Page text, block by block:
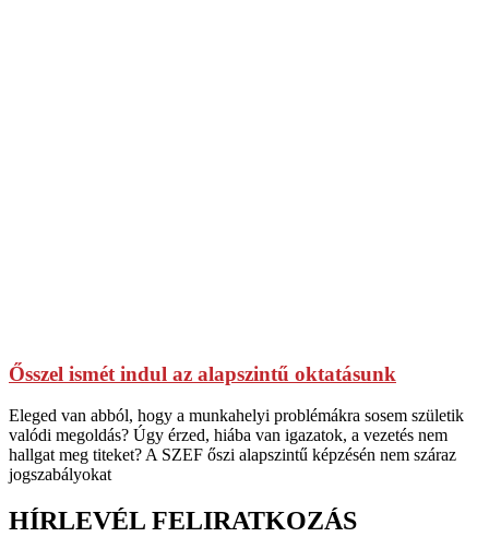
Ősszel ismét indul az alapszintű oktatásunk
Eleged van abból, hogy a munkahelyi problémákra sosem születik
valódi megoldás? Úgy érzed, hiába van igazatok, a vezetés nem
hallgat meg titeket? A SZEF őszi alapszintű képzésén nem száraz
jogszabályokat
HÍRLEVÉL FELIRATKOZÁS